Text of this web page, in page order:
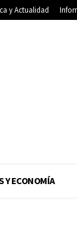
y Actualidad
Y ECONOMÍA